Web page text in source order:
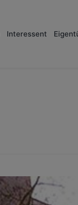
Interessent